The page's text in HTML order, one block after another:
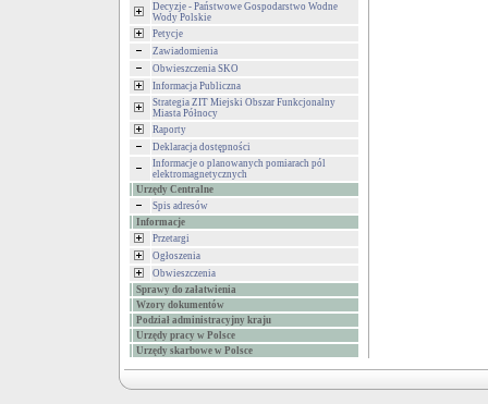
Decyzje - Państwowe Gospodarstwo Wodne
Wody Polskie
Petycje
Zawiadomienia
Obwieszczenia SKO
Informacja Publiczna
Strategia ZIT Miejski Obszar Funkcjonalny
Miasta Północy
Raporty
Deklaracja dostępności
Informacje o planowanych pomiarach pól
elektromagnetycznych
Urzędy Centralne
Spis adresów
Informacje
Przetargi
Ogłoszenia
Obwieszczenia
Sprawy do załatwienia
Wzory dokumentów
Podział administracyjny kraju
Urzędy pracy w Polsce
Urzędy skarbowe w Polsce